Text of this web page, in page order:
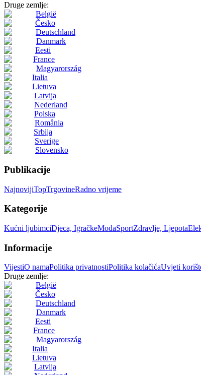
Druge zemlje:
België
Česko
Deutschland
Danmark
Eesti
France
Magyarország
Italia
Lietuva
Latvija
Nederland
Polska
România
Srbija
Sverige
Slovensko
Publikacije
NajnovijiTopTrgovineRadno vrijeme
Kategorije
Kućni ljubimciDjeca, IgračkeModaSportZdravlje, Ljepota
Informacije
VijestiO namaPolitika privatnostiPolitika kolačićaUvjeti
Druge zemlje:
België
Česko
Deutschland
Danmark
Eesti
France
Magyarország
Italia
Lietuva
Latvija